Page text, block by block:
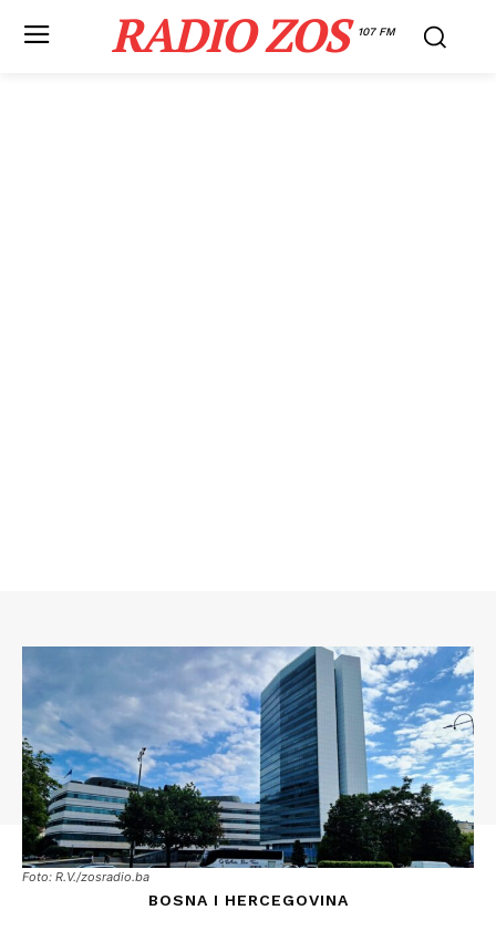
RADIO ZOS 107 FM
Foto: R.V./zosradio.ba
BOSNA I HERCEGOVINA